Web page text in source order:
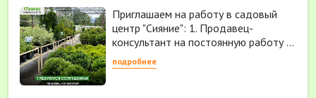
Приглашаем на работу в садовый
центр "Сияние": 1. Продавец-
консультант на постоянную работу ...
подробнее